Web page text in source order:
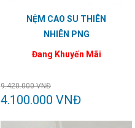
NỆM CAO SU THIÊN
NHIÊN PNG
Đang Khuyến Mãi
9.420.000 VNĐ
4.100.000 VNĐ